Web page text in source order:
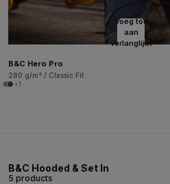
Voeg toe
aan
verlanglijst
B&C Hero Pro
280 g/m² / Classic Fit
+1
B&C Hooded & Set In
5 products